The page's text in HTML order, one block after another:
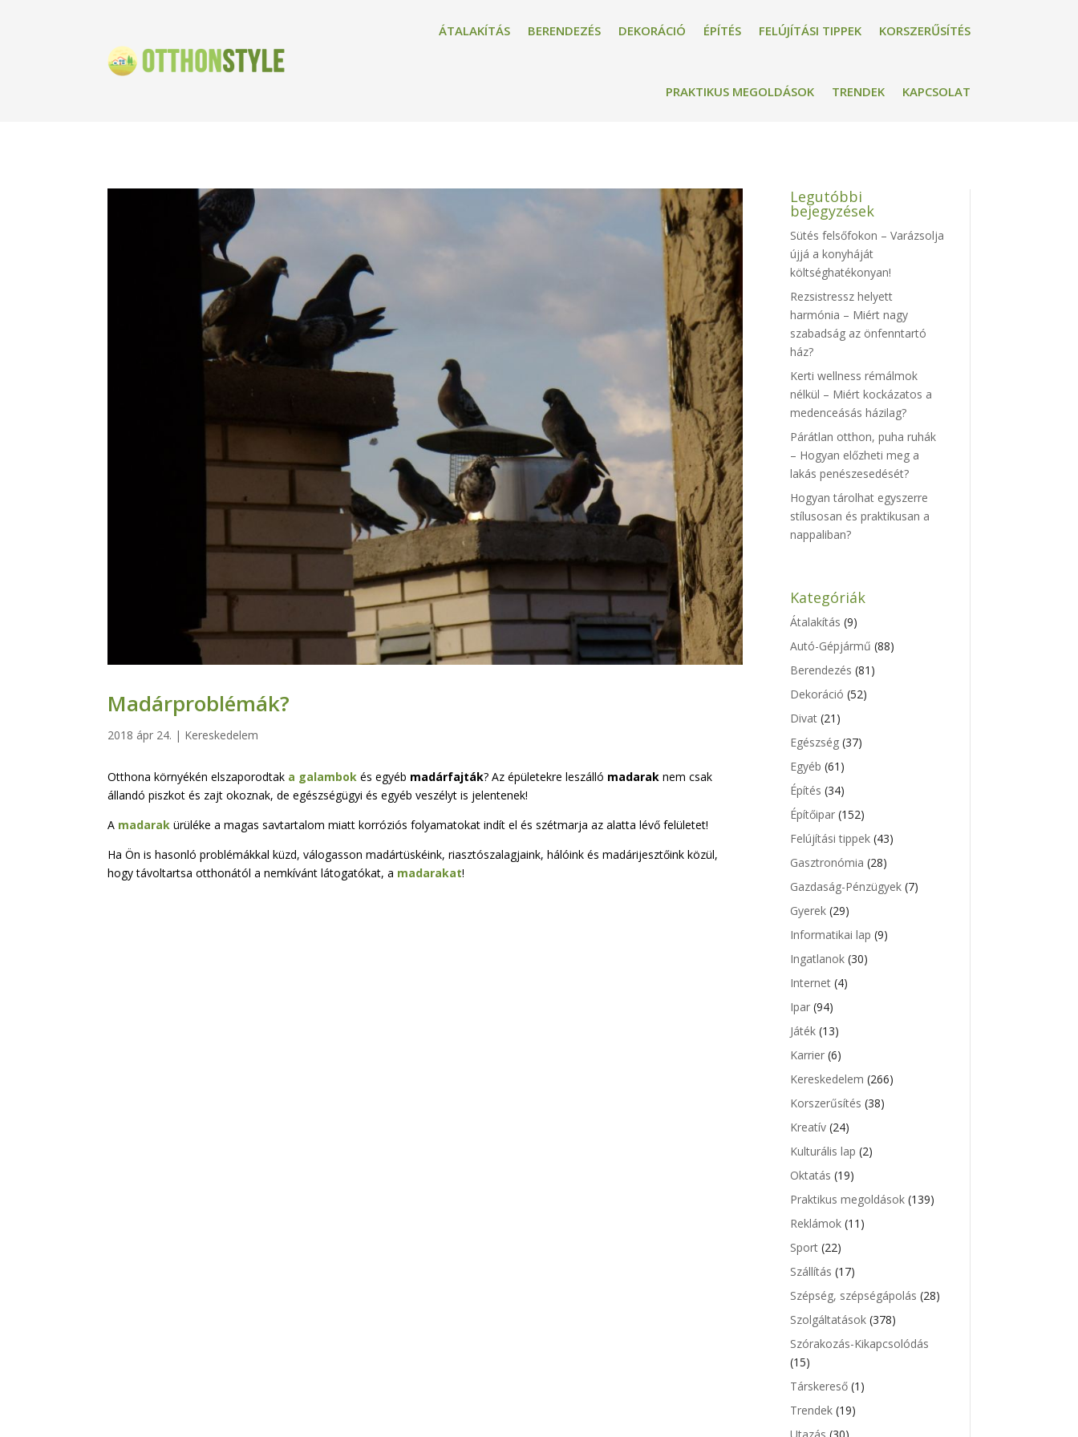
ÁTALAKÍTÁS BERENDEZÉS DEKORÁCIÓ ÉPÍTÉS FELÚJÍTÁSI TIPPEK KORSZERŰSÍTÉS
PRAKTIKUS MEGOLDÁSOK TRENDEK KAPCSOLAT
Madárproblémák?
2018 ápr 24. | Kereskedelem
Otthona környékén elszaporodtak a galambok és egyéb madárfajták? Az épületekre leszálló madarak nem csak
állandó piszkot és zajt okoznak, de egészségügyi és egyéb veszélyt is jelentenek!
A madarak ürüléke a magas savtartalom miatt korróziós folyamatokat indít el és szétmarja az alatta lévő felületet!
Ha Ön is hasonló problémákkal küzd, válogasson madártüskéink, riasztószalagjaink, hálóink és madárijesztőink közül,
hogy távoltartsa otthonától a nemkívánt látogatókat, a madarakat!
Legutóbbi
bejegyzések
Sütés felsőfokon – Varázsolja
újjá a konyháját
költséghatékonyan!
Rezsistressz helyett
harmónia – Miért nagy
szabadság az önfenntartó
ház?
Kerti wellness rémálmok
nélkül – Miért kockázatos a
medenceásás házilag?
Párátlan otthon, puha ruhák
– Hogyan előzheti meg a
lakás penészesedését?
Hogyan tárolhat egyszerre
stílusosan és praktikusan a
nappaliban?
Kategóriák
Átalakítás (9)
Autó-Gépjármű (88)
Berendezés (81)
Dekoráció (52)
Divat (21)
Egészség (37)
Egyéb (61)
Építés (34)
Építőipar (152)
Felújítási tippek (43)
Gasztronómia (28)
Gazdaság-Pénzügyek (7)
Gyerek (29)
Informatikai lap (9)
Ingatlanok (30)
Internet (4)
Ipar (94)
Játék (13)
Karrier (6)
Kereskedelem (266)
Korszerűsítés (38)
Kreatív (24)
Kulturális lap (2)
Oktatás (19)
Praktikus megoldások (139)
Reklámok (11)
Sport (22)
Szállítás (17)
Szépség, szépségápolás (28)
Szolgáltatások (378)
Szórakozás-Kikapcsolódás
(15)
Társkereső (1)
Trendek (19)